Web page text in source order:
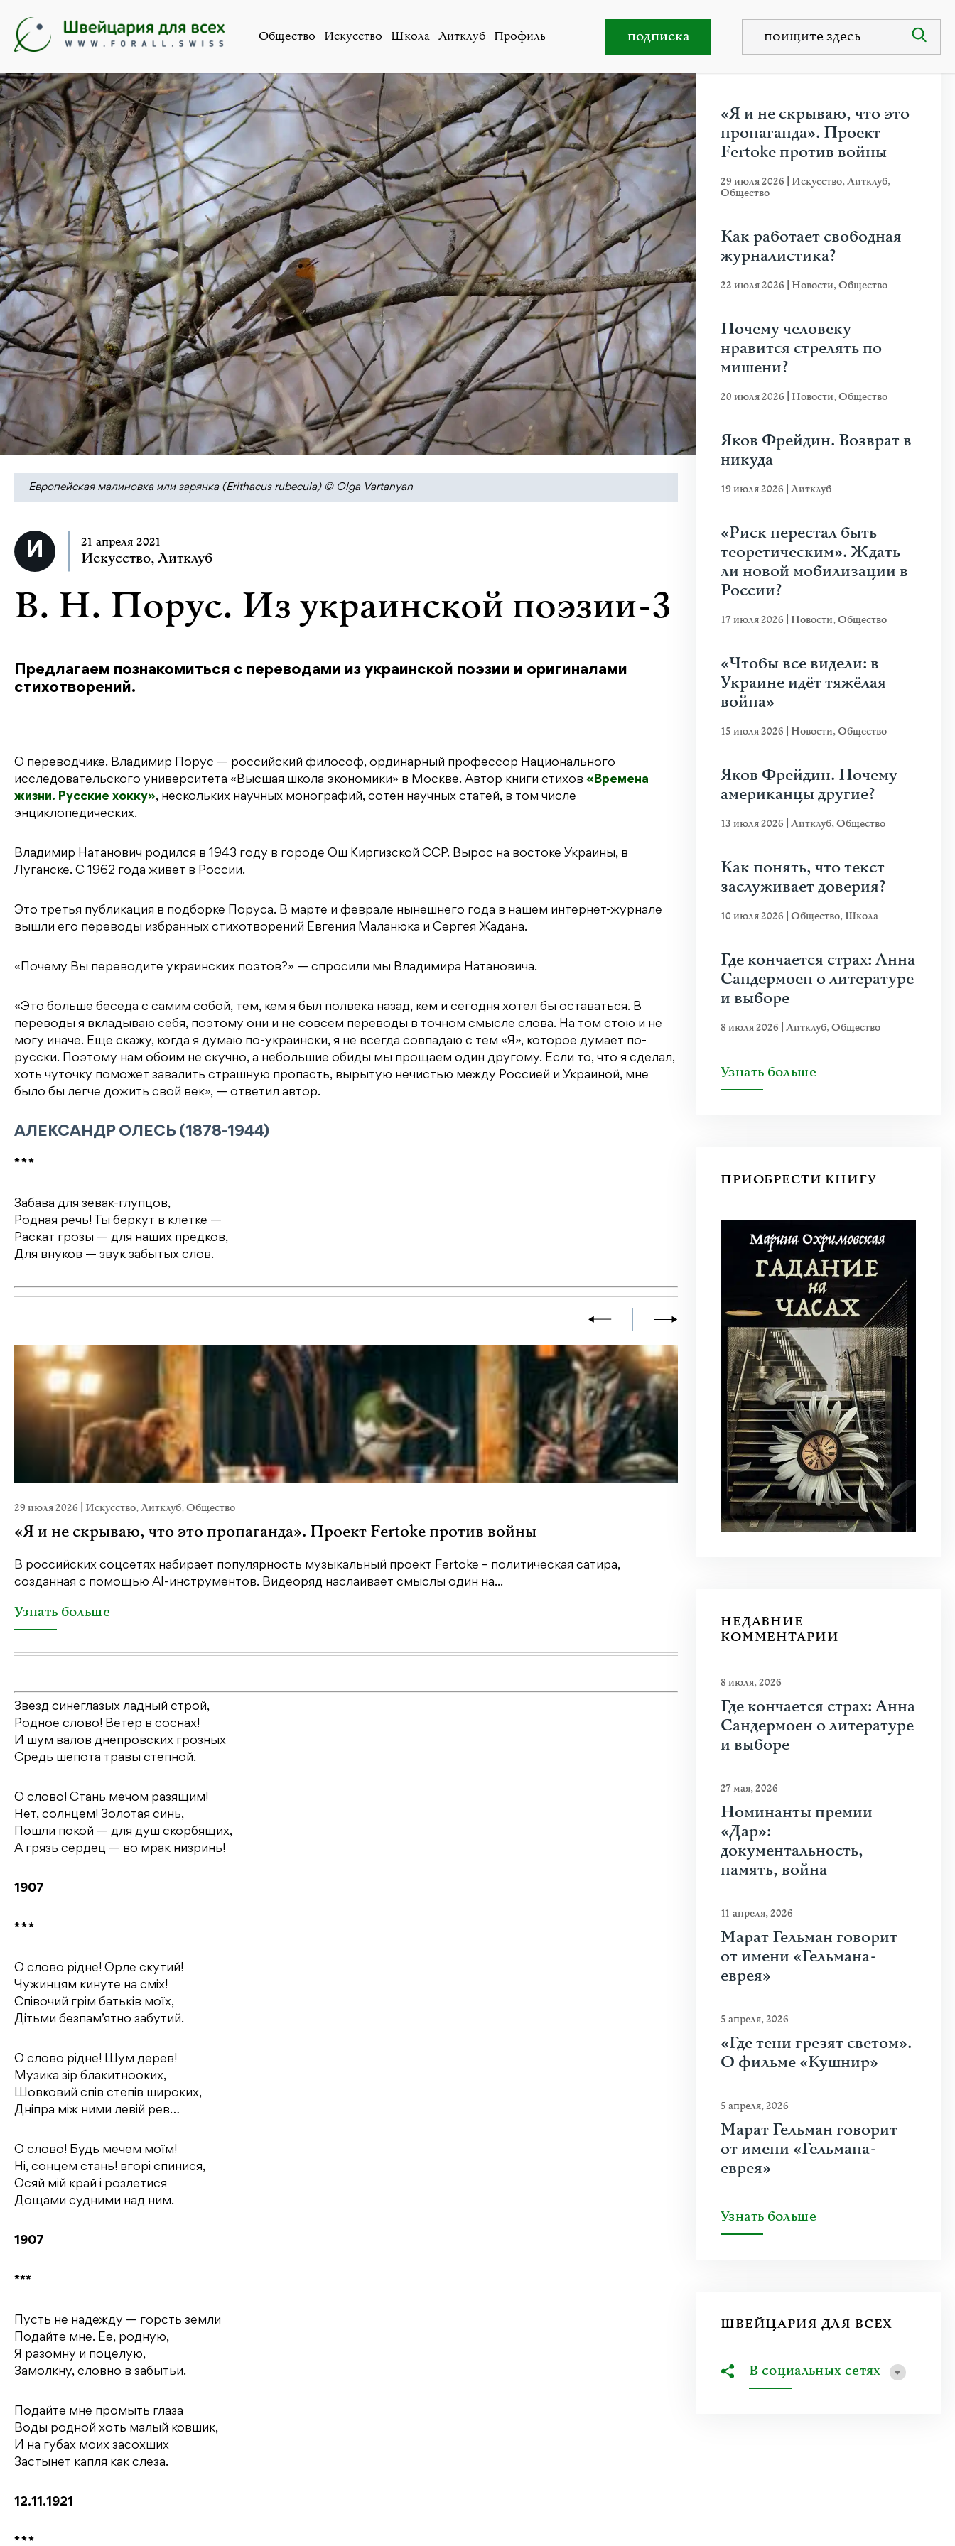
Общество Искусство Школа Литклуб Профиль подписка
В. Н. Порус. Из украинской поэзии-3
Европейская малиновка или зарянка (Erithacus rubecula) © Olga Vartanyan
21 апреля 2021
Искусство, Литклуб
В. Н. Порус. Из украинской поэзии-3
Предлагаем познакомиться с переводами из украинской поэзии и оригиналами
стихотворений.
О переводчике. Владимир Порус — российский философ, ординарный профессор Национального
исследовательского университета «Высшая школа экономики» в Москве. Автор книги стихов «Времена
жизни. Русские хокку», нескольких научных монографий, сотен научных статей, в том числе
энциклопедических.
Владимир Натанович родился в 1943 году в городе Ош Киргизской ССР. Вырос на востоке Украины, в
Луганске. С 1962 года живет в России.
Это третья публикация в подборке Поруса. В марте и феврале нынешнего года в нашем интернет-журнале
вышли его переводы избранных стихотворений Евгения Маланюка и Сергея Жадана.
«Почему Вы переводите украинских поэтов?» — спросили мы Владимира Натановича.
«Это больше беседа с самим собой, тем, кем я был полвека назад, кем и сегодня хотел бы оставаться. В
переводы я вкладываю себя, поэтому они и не совсем переводы в точном смысле слова. На том стою и не
могу иначе. Еще скажу, когда я думаю по-украински, я не всегда совпадаю с тем «Я», которое думает по-
русски. Поэтому нам обоим не скучно, а небольшие обиды мы прощаем один другому. Если то, что я сделал,
хоть чуточку поможет завалить страшную пропасть, вырытую нечистью между Россией и Украиной, мне
было бы легче дожить свой век», — ответил автор.
АЛЕКСАНДР ОЛЕСЬ (1878-1944)
* * *
Забава для зевак-глупцов,
Родная речь! Ты беркут в клетке —
Раскат грозы — для наших предков,
Для внуков — звук забытых слов.
29 июля 2026 Искусство,Литклуб,Общество
«Я и не скрываю, что это пропаганда». Проект Fertoke против войны
В российских соцсетях набирает популярность музыкальный проект Fertoke – политическая сатира,
созданная с помощью AI-инструментов. Видеоряд наслаивает смыслы один на...
Узнать больше
23 июня 2026|Искусство
Молдова между фресками, дронами
Звезд синеглазых ладный строй,
Родное слово! Ветер в соснах!
И шум валов днепровских грозных
Средь шепота травы степной.
О слово! Стань мечом разящим!
Нет, солнцем! Золотая синь,
Пошли покой — для душ скорбящих,
А грязь сердец — во мрак низринь!
1907
* * *
О слово рiдне! Орле скутий!
Чужинцям кинуте на смiх!
Спiвочий грiм батькiв моїх,
Дiтьми безпам’ятно забутий.
О слово рiдне! Шум дерев!
Музика зiр блакитнооких,
Шовковий спiв степiв широких,
Днiпра мiж ними левiй рев…
О слово! Будь мечем моїм!
Нi, сонцем стань! вгорi спинися,
Осяй мiй край i розлетися
Дощами судними над ним.
1907
***
Пусть не надежду — горсть земли
Подайте мне. Ее, родную,
Я разомну и поцелую,
Замолкну, словно в забытьи.
Подайте мне промыть глаза
Воды родной хоть малый ковшик,
И на губах моих засохших
Застынет капля как слеза.
12.11.1921
* * *
«Я и не скрываю, что это
пропаганда». Проект
Fertoke против войны
29 июля 2026 Искусство,Литклуб,
Общество
Как работает свободная
журналистика?
22 июля 2026 Новости,Общество
Почему человеку
нравится стрелять по
мишени?
20 июля 2026 Новости,Общество
Яков Фрейдин. Возврат в
никуда
19 июля 2026 Литклуб
«Риск перестал быть
теоретическим». Ждать
ли новой мобилизации в
России?
17 июля 2026 Новости,Общество
«Чтобы все видели: в
Украине идёт тяжёлая
война»
15 июля 2026 Новости,Общество
Яков Фрейдин. Почему
американцы другие?
13 июля 2026 Литклуб,Общество
Как понять, что текст
заслуживает доверия?
10 июля 2026 Общество, Школа
Где кончается страх: Анна
Сандермоен о литературе
и выборе
8 июля 2026 Литклуб,Общество
Узнать больше
ПРИОБРЕСТИ КНИГУ
НЕДАВНИЕ
КОММЕНТАРИИ
8 июля, 2026
Где кончается страх: Анна
Сандермоен о литературе
и выборе
27 мая, 2026
Номинанты премии
«Дар»:
документальность,
память, война
11 апреля, 2026
Марат Гельман говорит
от имени «Гельмана-
еврея»
5 апреля, 2026
«Где тени грезят светом».
О фильме «Кушнир»
5 апреля, 2026
Марат Гельман говорит
от имени «Гельмана-
еврея»
Узнать больше
ШВЕЙЦАРИЯ ДЛЯ ВСЕХ
В социальных сетях